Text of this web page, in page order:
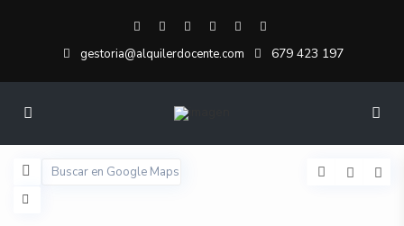
gestoria@alquilerdocente.com 679 423 197